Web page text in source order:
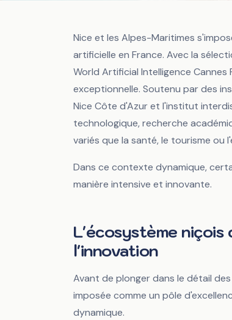
/ Les entreprises qui façonnent l'avenir de l'IA
INTELLIGENCE ARTIFICIELLE NICE
Les
de l'IA à Nice
Mankova Consulting·11 février 20266 min de lecture
Nice et les Alpes-Maritimes
artificielle en France. Avec la
World Artificial Intelligence Cannes
exceptionnelle. Soutenu par des
Nice Côte d'Azur et l'institut
technologique, recherche
variés que la santé, le tourisme ou
Dans ce contexte dynamique,
manière intensive et innovante.
L'écosystème
l'innovation
Avant de plonger dans le détail
imposée comme un pôle
dynamique.